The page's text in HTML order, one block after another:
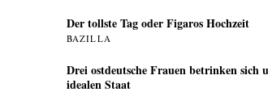
Der tollste Tag oder Figaros Hochzeit
BAZILLA
Drei ostdeutsche Frauen betrinken sich
idealen Staat